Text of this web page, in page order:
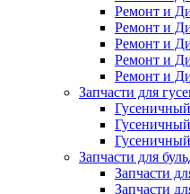
Ремонт и
Ремонт и
Ремонт и
Ремонт и
Ремонт и
Запчасти для
Запчасти для
Запчасти
Запчасти